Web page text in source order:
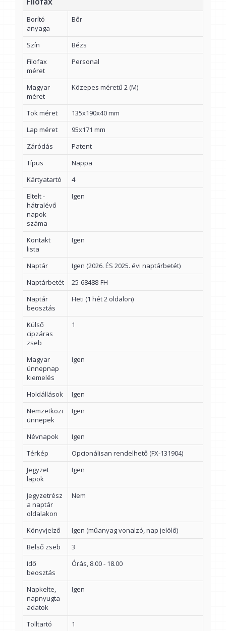
Borító
anyaga
Bőr
Szín
Bézs
Filofax
méret
Personal
Magyar
méret
Közepes méretű 2 (M)
Tok méret
135x190x40 mm
Lap méret
95x171 mm
Záródás
Patent
Típus
Nappa
Kártyatartó
4
Eltelt -
hátralévő
napok
száma
Igen
Kontakt
lista
Igen
Naptár
Igen (2026. ÉS 2025. évi naptárbetét)
Naptárbetét
25-68488-FH
Naptár
beosztás
Heti (1 hét 2 oldalon)
Külső
cipzáras
zseb
1
Magyar
ünnepnap
kiemelés
Igen
Holdállások
Igen
Nemzetközi
ünnepek
Igen
Névnapok
Igen
Térkép
Opcionálisan rendelhető (FX-131904)
Jegyzet
lapok
Igen
Jegyzetrész
a naptár
oldalakon
Nem
Könyvjelző
Igen (műanyag vonalzó, nap jelölő)
Belső zseb
3
Idő
beosztás
Órás, 8.00 - 18.00
Napkelte,
napnyugta
adatok
Igen
Tolltartó
1